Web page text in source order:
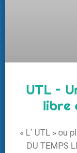
UTL –
libre
« L’ UTL » ou
DU TEMPS